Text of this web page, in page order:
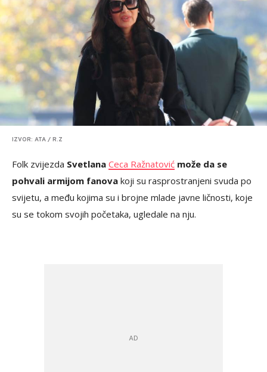
IZVOR: ATA / R.Z
Folk zvijezda Svetlana Ceca Ražnatović može da se
pohvali armijom fanova koji su rasprostranjeni svuda po
svijetu, a među kojima su i brojne mlade javne ličnosti, koje
su se tokom svojih početaka, ugledale na nju.